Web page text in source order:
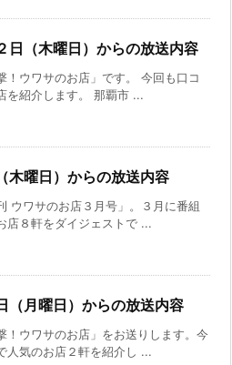
日（木曜日）からの放送内容
！ウワサのお店」です。 今回も口コ
を紹介します。 那覇市 ...
木曜日）からの放送内容
ウワサのお店３月号」。３月に番組
店８軒をダイジェストで ...
（月曜日）からの放送内容
！ウワサのお店」をお送りします。今
人気のお店２軒を紹介し ...